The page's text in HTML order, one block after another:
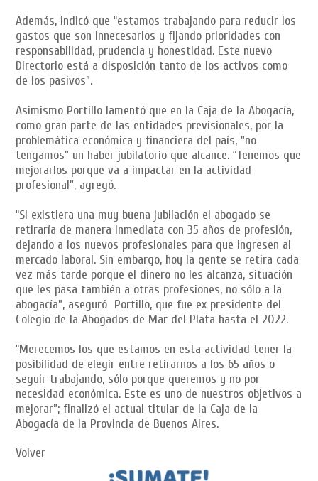
Además, indicó que “estamos trabajando para reducir los
gastos que son innecesarios y fijando prioridades con
responsabilidad, prudencia y honestidad. Este nuevo
Directorio está a disposición tanto de los activos como
de los pasivos”.
Asimismo Portillo lamentó que en la Caja de la Abogacía,
como gran parte de las entidades previsionales, por la
problemática económica y financiera del país, "no
tengamos” un haber jubilatorio que alcance. “Tenemos que
mejorarlos porque va a impactar en la actividad
profesional”, agregó.
“Si existiera una muy buena jubilación el abogado se
retiraría de manera inmediata con 35 años de profesión,
dejando a los nuevos profesionales para que ingresen al
mercado laboral. Sin embargo, hoy la gente se retira cada
vez más tarde porque el dinero no les alcanza, situación
que les pasa también a otras profesiones, no sólo a la
abogacía”, aseguró Portillo, que fue ex presidente del
Colegio de la Abogados de Mar del Plata hasta el 2022.
“Merecemos los que estamos en esta actividad tener la
posibilidad de elegir entre retirarnos a los 65 años o
seguir trabajando, sólo porque queremos y no por
necesidad económica. Este es uno de nuestros objetivos a
mejorar”; finalizó el actual titular de la Caja de la
Abogacía de la Provincia de Buenos Aires.
Volver